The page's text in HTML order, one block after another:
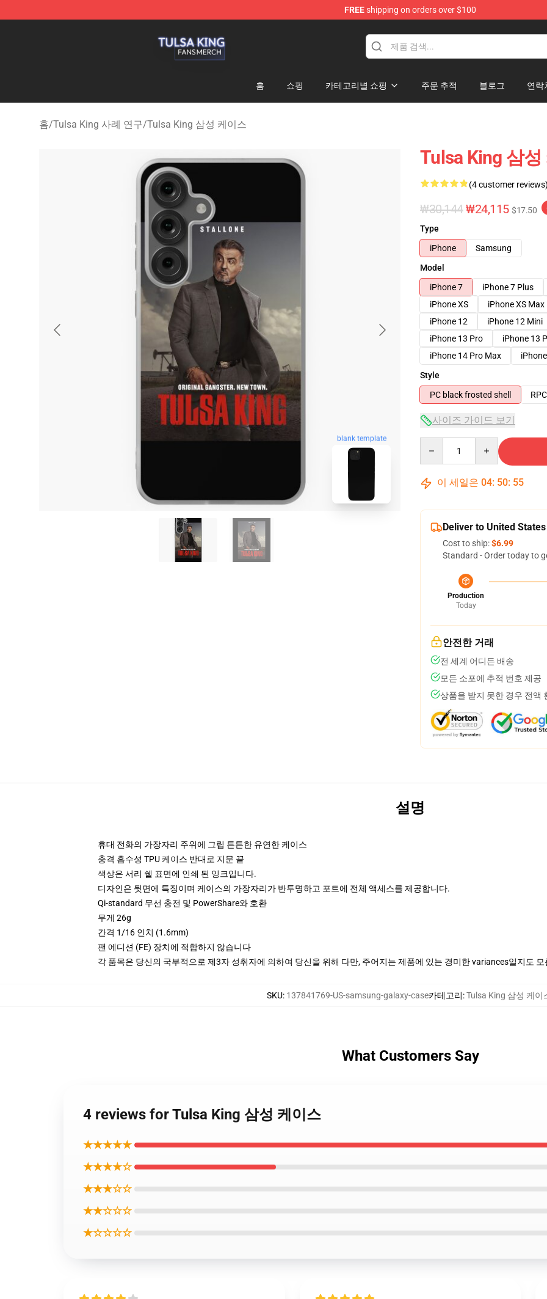
FREEshipping on orders over $100
홈 쇼핑 카테고리별 쇼핑 주문 추적 블로그 연락
홈/Tulsa King 사례 연구/Tulsa King 삼성 케이스
blank template
Tulsa King 삼
(4 customer reviews)
₩30,144₩24,115 $17.50
Type
iPhone
Samsung
Model
iPhone 7
iPhone 7 Plus
iPhone XS
iPhone XS Max
iPhone 12
iPhone 12 Mini
iPhone 13 Pro
iPhone 13
iPhone 14 Pro Max
Style
PC black frosted shell
사이즈 가이드 보기
이 세일은 04: 50: 54
Deliver to United States
Cost to ship:$6.99
Standard - Order today to
Production
Today
안전한 거래
전 세계 어디든 배송
모든 소포에 추적 번호 제공
상품을 받지 못한 경우 전액
설명
휴대 전화의 가장자리 주위에 그립 튼튼한 유연한 케이스
충격 흡수성 TPU 케이스 반대로 지문 끝
색상은 서리 쉘 표면에 인쇄 된 잉크입니다.
디자인은 뒷면에 특징이며 케이스의 가장자리가 반투명하고 포트에 전체 액세스를 제공합니다.
Qi-standard 무선 충전 및 PowerShare와 호환
무게 26g
간격 1/16 인치 (1.6mm)
팬 에디션 (FE) 장치에 적합하지 않습니다
각 품목은 당신의 국부적으로 제3자 성취자에 의하여 당신을 위해 다만, 주어지는 제품에 있는 경미한 variances일지도
SKU: 137841769-US-samsung-galaxy-case카테고리:Tulsa King 삼성 케이
What Customers Say
4 reviews for Tulsa King 삼성 케이스
★★★★★
★★★★☆
★★★☆☆
★★☆☆☆
★☆☆☆☆